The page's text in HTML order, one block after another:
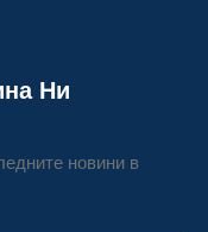
Ни
новини в